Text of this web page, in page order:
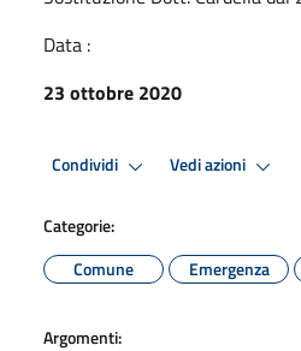
Data :
23 ottobre 2020
Condividi Vedi azioni
Categorie:
Comune
Emergenza
Argomenti: